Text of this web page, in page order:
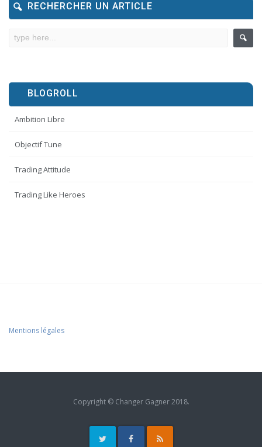
RECHERCHER UN ARTICLE
BLOGROLL
Ambition Libre
Objectif Tune
Trading Attitude
Trading Like Heroes
Mentions légales
Copyright © Changer Gagner 2018.